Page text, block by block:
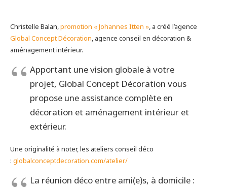
Christelle Balan,promotion « Johannes Itten », a créé l’agence
Global Concept Décoration, agence conseil en décoration &
aménagement intérieur.
Apportant une vision globale à votre
projet, Global Concept Décoration vous
propose une assistance complète en
décoration et aménagement intérieur et
extérieur.
Une originalité à noter, les ateliers conseil déco
: globalconceptdecoration.com/atelier/
La réunion déco entre ami(e)s, à domicile :